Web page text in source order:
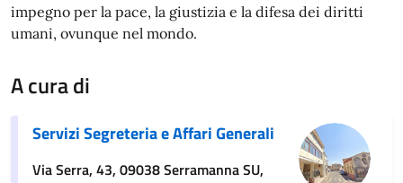
impegno per la pace, la giustizia e la difesa dei diritti
umani, ovunque nel mondo.
A cura di
Servizi Segreteria e Affari Generali
Via Serra, 43, 09038 Serramanna SU,